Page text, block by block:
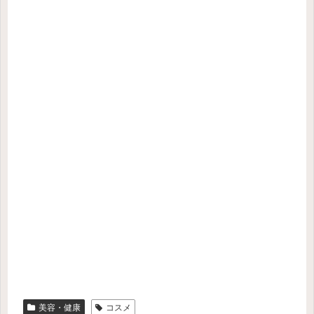
美容・健康 コスメ